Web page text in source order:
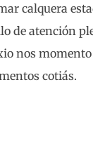
calquera
de atención
nos
cotiás.